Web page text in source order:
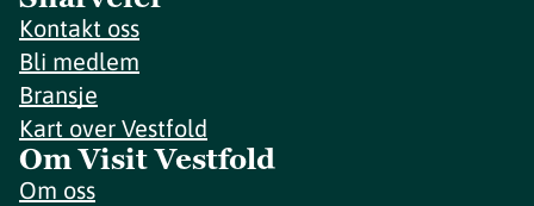
Kontakt oss
Bli medlem
Bransje
Kart over Vestfold
Om Visit Vestfold
Om oss